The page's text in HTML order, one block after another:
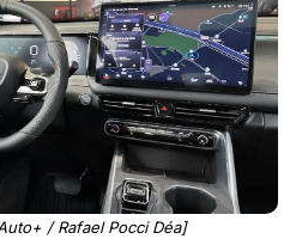
/ Rafael Pocci Déa]